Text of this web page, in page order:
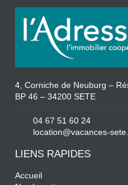
4, Corniche de Neuburg –
BP 46 – 34200 SETE
04 67 51 60 24
location@vacances-
LIENS RAPIDES
Accueil